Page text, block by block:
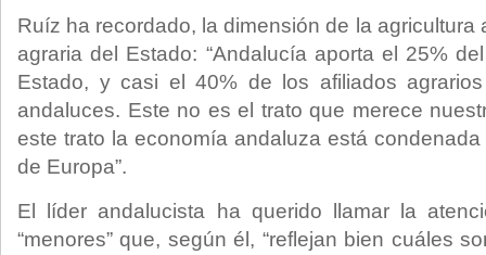
Ruíz ha recordado, la dimensión de la
agraria del Estado: “Andalucía aporta el 25%
Estado, y casi el 40% de los afiliados
andaluces. Este no es el trato que merece
este trato la economía andaluza está
de Europa”.
El líder andalucista ha querido llamar la
“menores” que, según él, “reflejan bien cuáles